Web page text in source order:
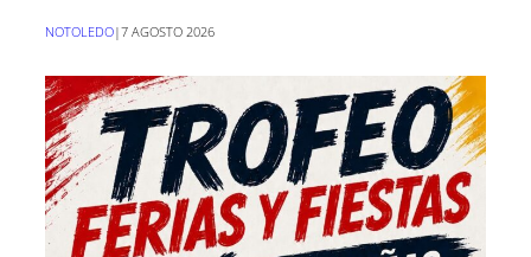
NOTOLEDO|7 AGOSTO 2026